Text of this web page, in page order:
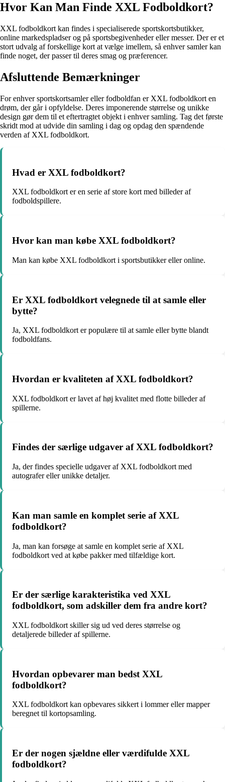
Hvor Kan Man Finde XXL Fodboldkort?
XXL fodboldkort kan findes i specialiserede sportskortsbutikker,
online markedspladser og på sportsbegivenheder eller messer. Der er et
stort udvalg af forskellige kort at vælge imellem, så enhver samler kan
finde noget, der passer til deres smag og præferencer.
Afsluttende Bemærkninger
For enhver sportskortsamler eller fodboldfan er XXL fodboldkort en
drøm, der går i opfyldelse. Deres imponerende størrelse og unikke
design gør dem til et eftertragtet objekt i enhver samling. Tag det første
skridt mod at udvide din samling i dag og opdag den spændende
verden af XXL fodboldkort.
Hvad er XXL fodboldkort?
XXL fodboldkort er en serie af store kort med billeder af
fodboldspillere.
Hvor kan man købe XXL fodboldkort?
Man kan købe XXL fodboldkort i sportsbutikker eller online.
Er XXL fodboldkort velegnede til at samle eller
bytte?
Ja, XXL fodboldkort er populære til at samle eller bytte blandt
fodboldfans.
Hvordan er kvaliteten af XXL fodboldkort?
XXL fodboldkort er lavet af høj kvalitet med flotte billeder af
spillerne.
Findes der særlige udgaver af XXL fodboldkort?
Ja, der findes specielle udgaver af XXL fodboldkort med
autografer eller unikke detaljer.
Kan man samle en komplet serie af XXL
fodboldkort?
Ja, man kan forsøge at samle en komplet serie af XXL
fodboldkort ved at købe pakker med tilfældige kort.
Er der særlige karakteristika ved XXL
fodboldkort, som adskiller dem fra andre kort?
XXL fodboldkort skiller sig ud ved deres størrelse og
detaljerede billeder af spillerne.
Hvordan opbevarer man bedst XXL
fodboldkort?
XXL fodboldkort kan opbevares sikkert i lommer eller mapper
beregnet til kortopsamling.
Er der nogen sjældne eller værdifulde XXL
fodboldkort?